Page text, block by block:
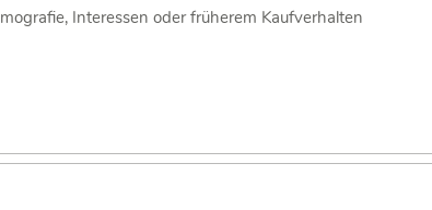
Interessen oder früherem Kaufverhalten